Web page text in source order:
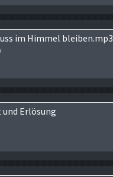
im Himmel bleiben.mp3
und Erlösung